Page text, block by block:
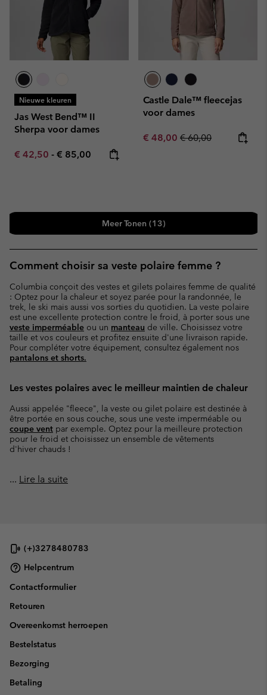
Nieuwe kleuren
Jas West Bend™ II
Sherpa voor dames
Minimum sale price:
€ 42,50 - Maximum price:
€ 85,00
Castle Dale™ fleecejas
voor dames
Sale price:
€ 48,00 Regular price:
€ 60,00
Meer Tonen (13)
Comment choisir sa veste polaire femme ?
Columbia conçoit des vestes et gilets polaires femme de qualité
: Optez pour la chaleur et soyez parée pour la randonnée, le
trek, le ski mais aussi vos sorties du quotidien. La veste polaire
est une excellente protection contre le froid, à porter sous une
veste imperméable ou un manteau de ville. Choisissez votre
taille et vos couleurs et profitez ensuite d'une livraison rapide.
Pour compléter votre équipement, consultez également nos
pantalons et shorts.
Les vestes polaires avec le meilleur maintien de chaleur
Aussi appelée "fleece", la veste ou gilet polaire est destinée à
être portée en sous couche, sous une veste imperméable ou
coupe vent par exemple. Optez pour la meilleure protection
pour le froid et choisissez un ensemble de vêtements
d'hiver chauds !
... Lire la suite
(+)3278480783
Helpcentrum
Contactformulier
Retouren
Overeenkomst herroepen
Bestelstatus
Bezorging
Betaling